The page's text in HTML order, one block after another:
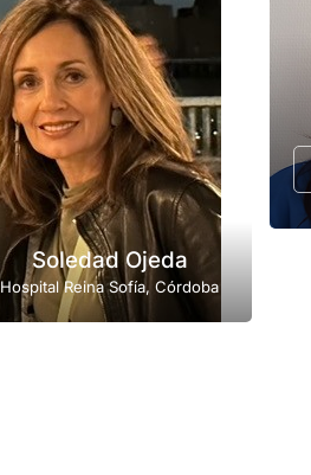
Soledad Ojeda
Hospital Reina Sofía, Córdoba